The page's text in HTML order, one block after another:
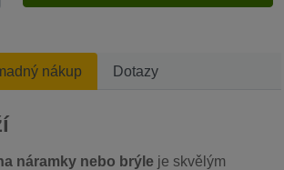
nákup Dotazy
náramky nebo brýle je skvělým